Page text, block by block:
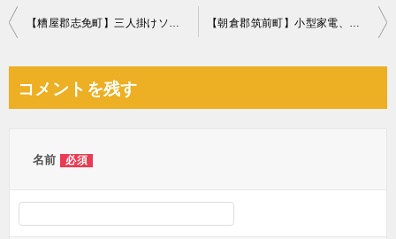
投
ビ
【糟屋郡志免町】三人掛けソファーの回収・処分ご依頼 お客様の声 【朝倉郡筑前町】小型家電、ミニクッション等の回収・処分ご依頼
コメントを残す
名前 必須